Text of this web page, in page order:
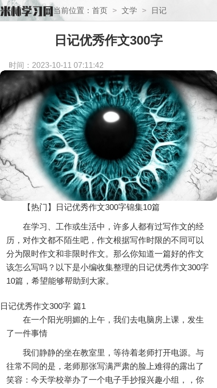
当前位置： 首页 > 文学 > 日记
日记优秀作文300字
时间：2023-10-11 07:11:42
【热门】日记优秀作文300字锦集10篇
在学习、工作或生活中，许多人都有过写作文的经
历，对作文都不陌生吧，作文根据写作时限的不同可以
分为限时作文和非限时作文。那么你知道一篇好的作文
该怎么写吗？以下是小编收集整理的日记优秀作文300字
10篇，希望能够帮助到大家。
日记优秀作文300字 篇1
在一个阳光明媚的上午，我们去电脑房上课，发生
了一件事情
我们静静的坐在教室里，等待着老师打开电源。与
往常不同的是，老师那张写满严肃的脸上难得的露出了
笑容：今天学校举办了一个电子手抄报兴趣小组，，你